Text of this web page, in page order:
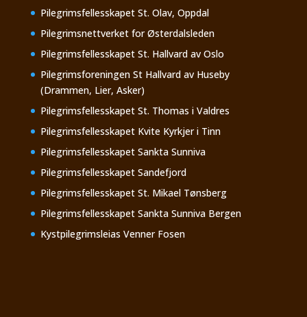
Pilegrimsfellesskapet St. Olav, Oppdal
Pilegrimsnettverket for Østerdalsleden
Pilegrimsfellesskapet St. Hallvard av Oslo
Pilegrimsforeningen St Hallvard av Huseby
(Drammen, Lier, Asker)
Pilegrimsfellesskapet St. Thomas i Valdres
Pilegrimsfellesskapet Kvite Kyrkjer i Tinn
Pilegrimsfellesskapet Sankta Sunniva
Pilegrimsfellesskapet Sandefjord
Pilegrimsfellesskapet St. Mikael Tønsberg
Pilegrimsfellesskapet Sankta Sunniva Bergen
Kystpilegrimsleias Venner Fosen